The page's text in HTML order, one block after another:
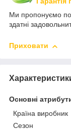
Ми пропонуємо
здатні
Приховати
Основні
Країна виробник
Сезон